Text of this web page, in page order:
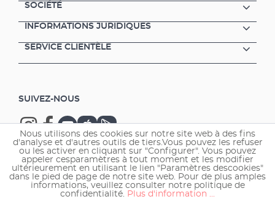
SOCIÉTÉ
INFORMATIONS JURIDIQUES
SERVICE CLIENTÈLE
SUIVEZ-NOUS
Copyright © 2026 EHEIM GmbH & Co. KG.
Nous utilisons des cookies sur notre site web à des fins
d'analyse et d'autres outils de tiers.Vous pouvez les refuser
ou les activer en cliquant sur "Configurer". Vous pouvez
appeler cesparamètres à tout moment et les modifier
ultérieurement en utilisant le lien "Paramètres descookies"
dans le pied de page de notre site web. Pour de plus amples
informations, veuillez consulter notre politique de
confidentialité. Plus d'information ...